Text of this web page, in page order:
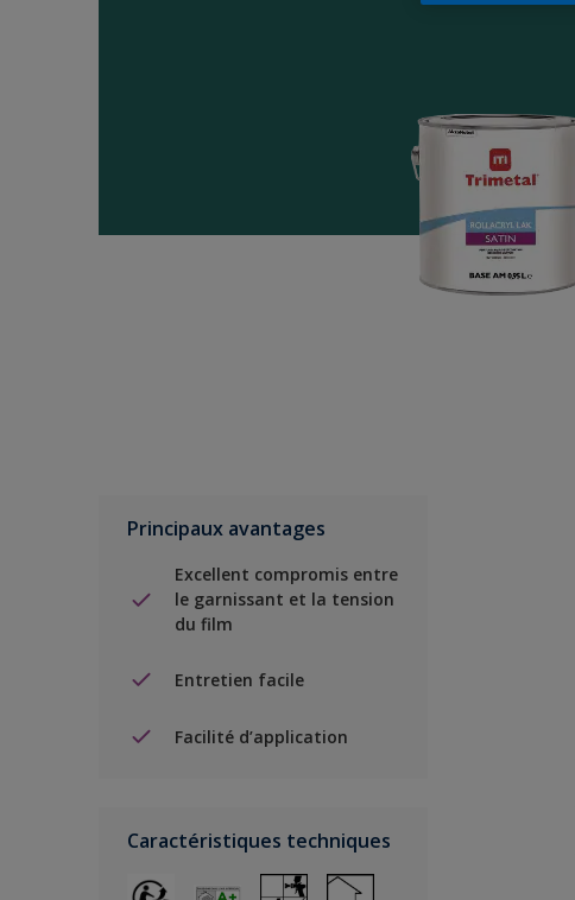
Principaux avantages
Excellent compromis entre
le garnissant et la tension
du film
Entretien facile
Facilité d’application
Caractéristiques techniques